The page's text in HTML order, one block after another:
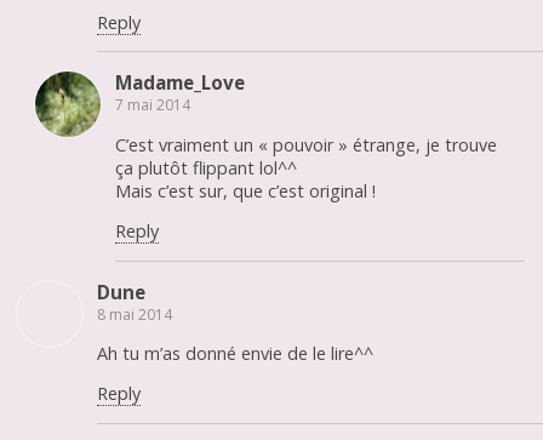
Reply
Madame_Love
7 mai 2014
C’est vraiment un « pouvoir » étrange, je trouve
ça plutôt flippant lol^^
Mais c’est sur, que c’est original !
Reply
Dune
8 mai 2014
Ah tu m’as donné envie de le lire^^
Reply